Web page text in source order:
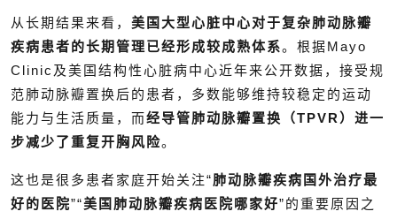
从长期结果来看， 美国大型心脏中心对于复杂肺动脉瓣
疾病患者的长期管理已经形成较成熟体系。根据Mayo
Clinic及美国结构性心脏病中心近年来公开数据，接受规
范肺动脉瓣置换后的患者，多数能够维持较稳定的运动
能力与生活质量，而经导管肺动脉瓣置换（TPVR）进一
步减少了重复开胸风险。
这也是很多患者家庭开始关注“肺动脉瓣疾病国外治疗最
好的医院”“美国肺动脉瓣疾病医院哪家好”的重要原因之